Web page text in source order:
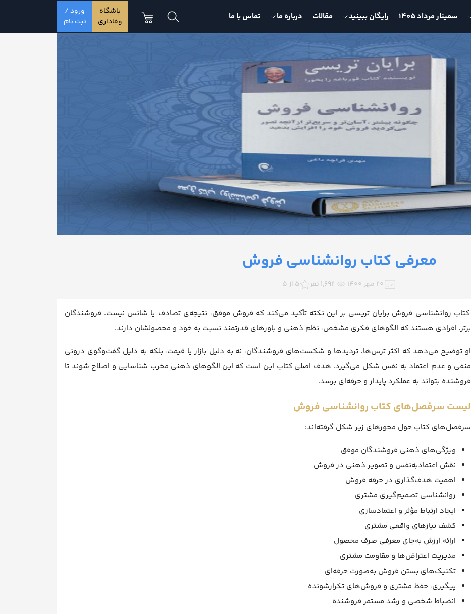
سمینار مرداد 1405 رایگان ببینید مقالات درباره ما تماس با ما
باشگاه
وفاداری
ورود /
ثبت نام
معرفی کتاب روانشناسی فروش
۲۰ مهر ۱۴۰۰ 1,692 نفر 5 از 5
کتاب روانشناسی فروش برایان تریسی بر این نکته تأکید می‌کند که فروش موفق، نتیجه‌ی تصادف یا شانس نیست. فروشندگان
برتر، افرادی هستند که الگوهای فکری مشخص، نظم ذهنی و باورهای قدرتمند نسبت به خود و محصولشان دارند.
او توضیح می‌دهد که اکثر ترس‌ها، تردیدها و شکست‌های فروشندگان، نه به دلیل بازار یا قیمت، بلکه به دلیل گفت‌وگوی درونی
منفی و عدم اعتماد به نفس شکل می‌گیرد. هدف اصلی کتاب این است که این الگوهای ذهنی مخرب شناسایی و اصلاح شوند تا
فروشنده بتواند به عملکرد پایدار و حرفه‌ای برسد.
لیست سرفصل‌های کتاب روانشناسی فروش
سرفصل‌های کتاب حول محورهای زیر شکل گرفته‌اند:
ویژگی‌های ذهنی فروشندگان موفق
نقش اعتمادبه‌نفس و تصویر ذهنی در فروش
اهمیت هدف‌گذاری در حرفه فروش
روانشناسی تصمیم‌گیری مشتری
ایجاد ارتباط مؤثر و اعتمادسازی
کشف نیازهای واقعی مشتری
ارائه ارزش به‌جای معرفی صرف محصول
مدیریت اعتراض‌ها و مقاومت مشتری
تکنیک‌های بستن فروش به‌صورت حرفه‌ای
پیگیری، حفظ مشتری و فروش‌های تکرارشونده
انضباط شخصی و رشد مستمر فروشنده